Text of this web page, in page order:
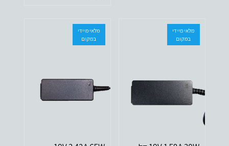
מלאי מיידי
במקום
מלאי מיידי
במקום